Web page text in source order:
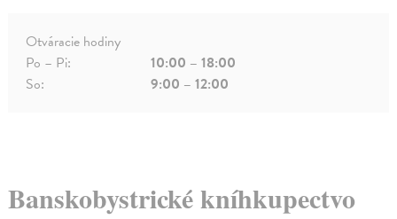
Otváracie hodiny
Po – Pi:
10:00 – 18:00
So:
9:00 – 12:00
Banskobystrické kníhkupectvo